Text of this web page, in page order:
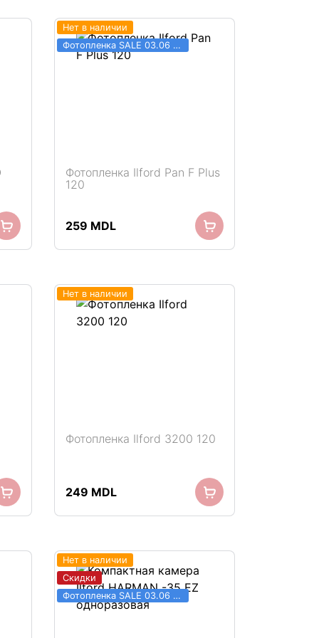
Нет в наличии
Фотопленка SALE 03.06 - 31.08
Фотопленка Ilford Pan F Plus
120
259 MDL
Нет в наличии
Фотопленка Ilford 3200 120
249 MDL
Нет в наличии
Скидки
Фотопленка SALE 03.06 - 31.08